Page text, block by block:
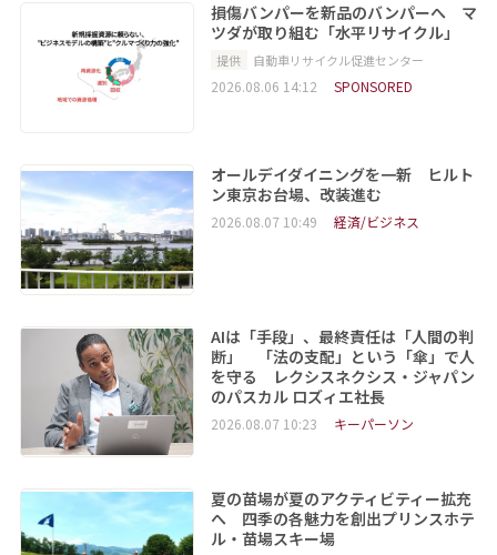
損傷バンパーを新品のバンパーへ マ
ツダが取り組む「水平リサイクル」
提供 自動車リサイクル促進センター
2026.08.06 14:12 SPONSORED
オールデイダイニングを一新 ヒルト
ン東京お台場、改装進む
2026.08.07 10:49 経済/ビジネス
AIは「手段」、最終責任は「人間の判
断」 「法の支配」という「傘」で人
を守る レクシスネクシス・ジャパン
のパスカル ロズィエ社長
2026.08.07 10:23 キーパーソン
夏の苗場が夏のアクティビティー拡充
へ 四季の各魅力を創出プリンスホテ
ル・苗場スキー場